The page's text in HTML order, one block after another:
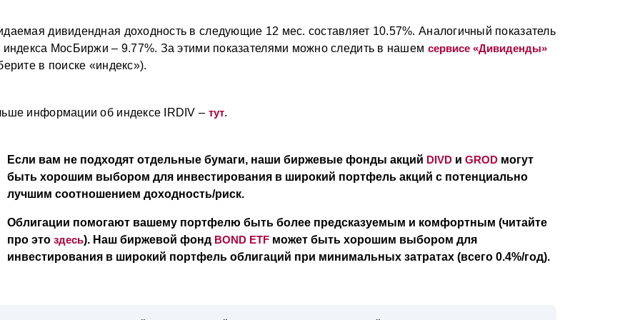
дивидендная доходность в следующие 12 мес. составляет 10.57%. Аналогичный показатель
индекса МосБиржи – 9.77%. За этими показателями можно следить в нашем сервисе «Дивиденды»
в поиске «индекс»).
информации об индексе IRDIV – тут.
Если вам не подходят отдельные бумаги, наши биржевые фонды акций DIVD иGROD могут
быть хорошим выбором для инвестирования в широкий портфель акций с потенциально
лучшим соотношением доходность/риск.
Облигации помогают вашему портфелю быть более предсказуемым и комфортным (читайте
про этоздесь). Наш биржевой фонд BOND ETF может быть хорошим выбором для
инвестирования в широкий портфель облигаций при минимальных затратах (всего 0.4%/год).